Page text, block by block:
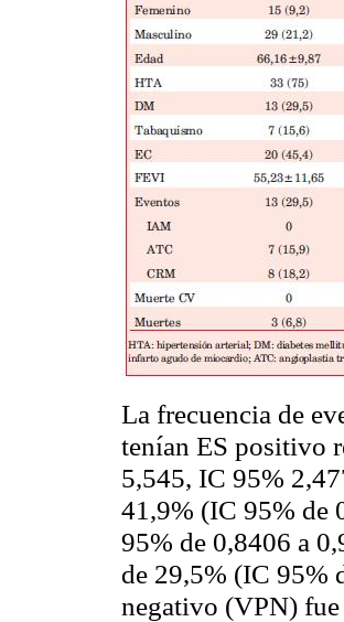
La frecuencia de
tenían ES positivo
5,545, IC 95%
41,9% (IC 95% de
95% de 0,8406 a
de 29,5% (IC 95%
negativo (VPN)